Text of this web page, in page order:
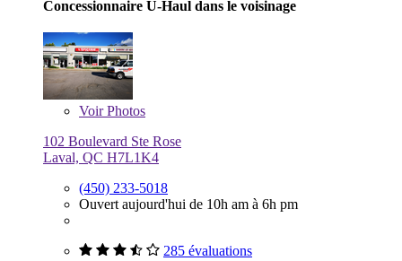
Concessionnaire U-Haul dans le voisinage
VoirPhotos
102 Boulevard Ste Rose
Laval, QC H7L1K4
(450) 233-5018
Ouvert aujourd'hui de 10h am à 6h pm
285 évaluations